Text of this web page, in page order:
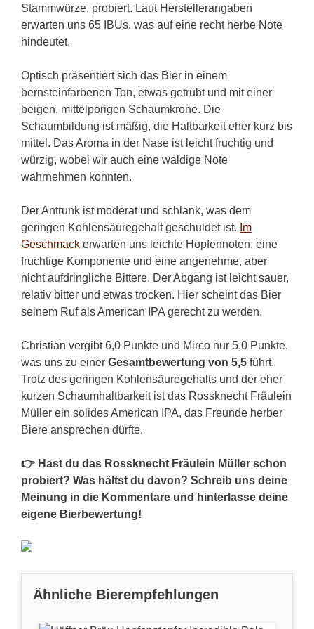
Stammwürze, probiert. Laut Herstellerangaben
erwarten uns 65 IBUs, was auf eine recht herbe Note
hindeutet.
Optisch präsentiert sich das Bier in einem
bernsteinfarbenen Ton, etwas getrübt und mit einer
beigen, mittelporigen Schaumkrone. Die
Schaumbildung ist mäßig, die Haltbarkeit eher kurz bis
mittel. Das Aroma in der Nase ist leicht fruchtig und
würzig, wobei wir auch eine waldige Note
wahrnehmen konnten.
Der Antrunk ist moderat und schlank, was dem
geringen Kohlensäuregehalt geschuldet ist. Im
Geschmack erwarten uns leichte Hopfennoten, eine
fruchtige Komponente und eine angenehme, aber
nicht aufdringliche Bittere. Der Abgang ist leicht sauer,
relativ bitter und etwas trocken. Hier scheint das Bier
seinem Ruf als American IPA gerecht zu werden.
Christian vergibt 6,0 Punkte und Mirco nur 5,0 Punkte,
was uns zu einer Gesamtbewertung von 5,5 führt.
Trotz des geringen Kohlensäuregehalts und der eher
kurzen Schaumhaltbarkeit ist das Rossknecht Fräulein
Müller ein solides American IPA, das Freunde herber
Biere ansprechen dürfte.
👉 Hast du das Rossknecht Fräulein Müller schon
probiert? Was hältst du davon? Schreib uns deine
Meinung in die Kommentare und hinterlasse deine
eigene Bierbewertung!
Ähnliche Bierempfehlungen